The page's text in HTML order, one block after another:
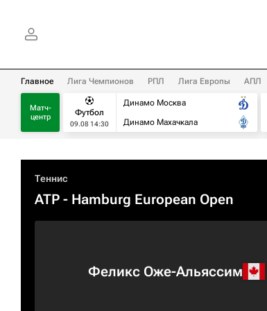
Главное Лига Чемпионов РПЛ Лига Европы АПЛ
Матч-
центр
Футбол
09.08 14:30
Динамо Москва
Динамо Махачкала
Теннис
ATP - Hamburg European Open
Феликс Оже-Альяссим